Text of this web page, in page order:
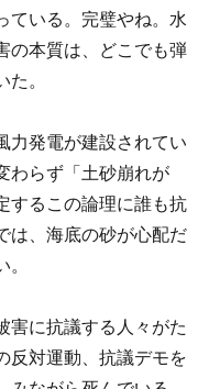
ている。完璧やね。水
の本質は、どこでも弾
。
力発電が建設されてい
わらず「土砂崩れが
するこの論理に誰も抗
は、海底の砂が心配だ
害に抗議する人々がた
反対運動、抗議デモを